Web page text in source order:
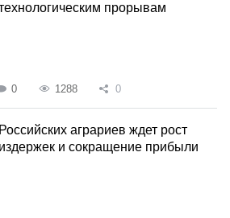
прорывам
0 1288 0
Российских аграриев ждет рост
издержек и сокращение прибыли